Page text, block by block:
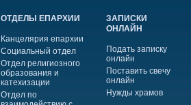
ОТДЕЛЫ ЕПАРХИИ
Канцелярия епархии
Социальный отдел
Отдел религиозного
образования и
катехизации
Отдел по
ЗАПИСКИ
ОНЛАЙН
Подать записку
онлайн
Поставить свечу
онлайн
Нужды храмов